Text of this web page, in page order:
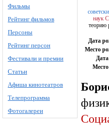
Фильмы
Рейтинг фильмов
Персоны
Рейтинг персон
Фестивали и премии
Статьи
Афиша кинотеатров
Телепрограмма
Фотогалереи
наук
теорию
Дата
Место